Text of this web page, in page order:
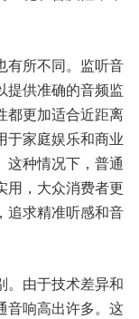
有所不同。监听音
提供准确的音频监
都更加适合近距离
于家庭娱乐和商业
这种情况下，普通
用，大众消费者更
追求精准听感和音
。由于技术差异和
音响高出许多。这